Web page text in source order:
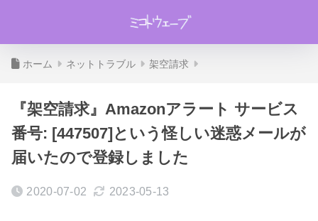
ホーム ネットトラブル 架空請求
『架空請求』Amazonアラート サービス
番号: [447507]という怪しい迷惑メールが
届いたので登録しました
2020-07-02 2023-05-13